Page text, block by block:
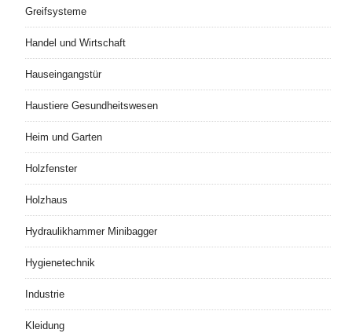
Greifsysteme
Handel und Wirtschaft
Hauseingangstür
Haustiere Gesundheitswesen
Heim und Garten
Holzfenster
Holzhaus
Hydraulikhammer Minibagger
Hygienetechnik
Industrie
Kleidung